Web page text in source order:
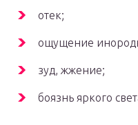
отек;
ощущение
зуд, жжение;
боязнь яркого